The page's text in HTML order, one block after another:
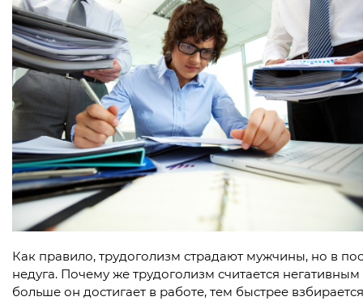
Как правило, трудоголизм страдают мужчины, но в
недуга. Почему же трудоголизм считается
больше он достигает в работе, тем быстрее